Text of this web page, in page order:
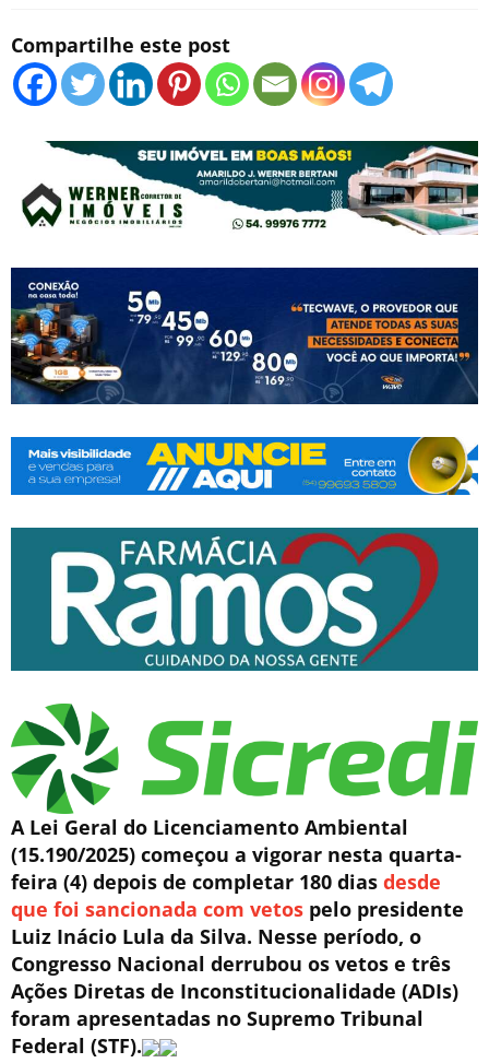
Compartilhe este post
A Lei Geral do Licenciamento Ambiental
(15.190/2025) começou a vigorar nesta quarta-
feira (4) depois de completar 180 dias desde
que foi sancionada com vetos pelo presidente
Luiz Inácio Lula da Silva. Nesse período, o
Congresso Nacional derrubou os vetos e três
Ações Diretas de Inconstitucionalidade (ADIs)
foram apresentadas no Supremo Tribunal
Federal (STF).